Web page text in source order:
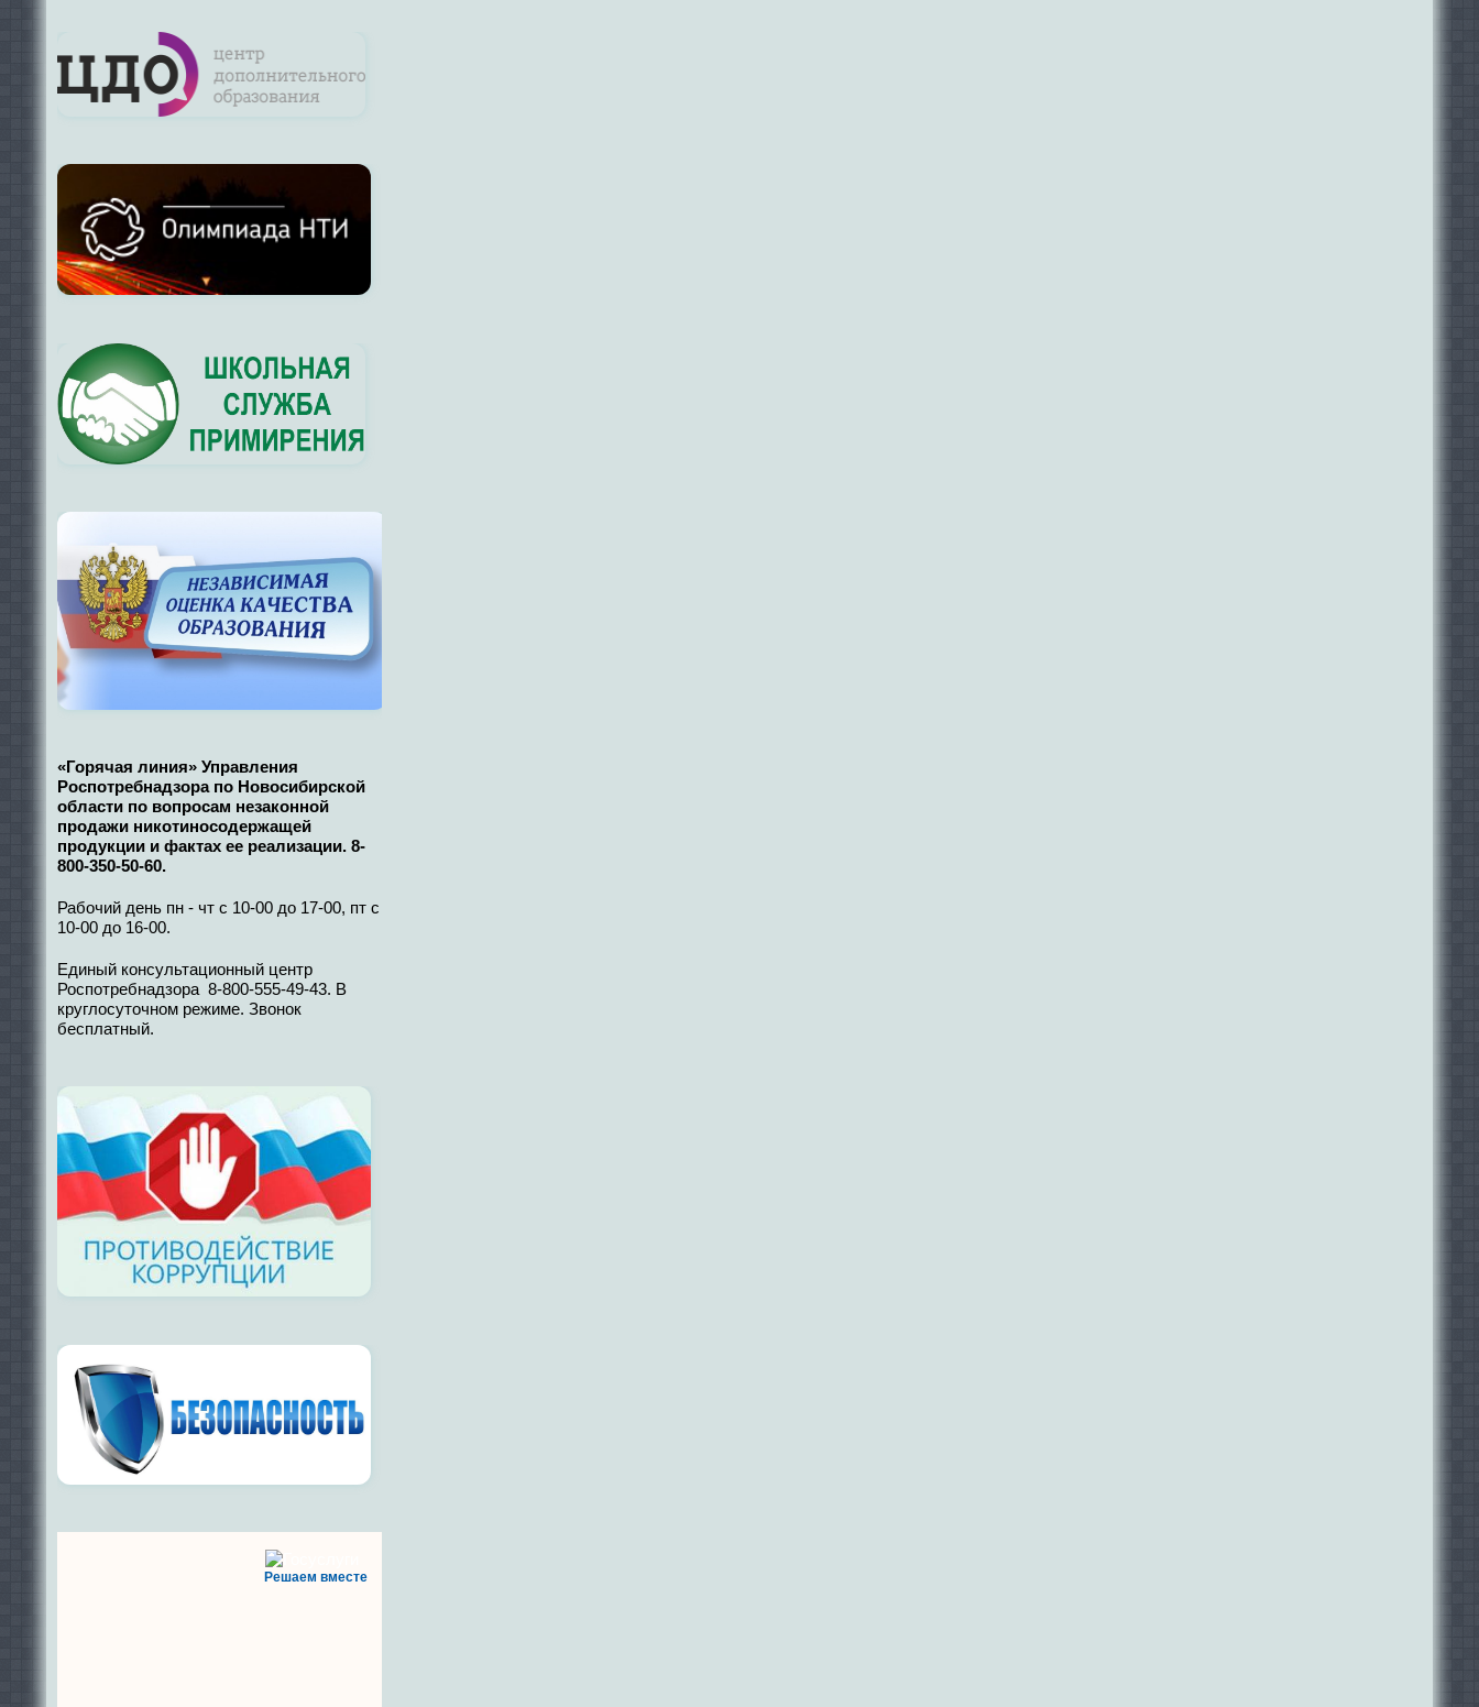
«Горячая линия» Управления
Роспотребнадзора по Новосибирской
области по вопросам незаконной
продажи никотиносодержащей
продукции и фактах ее реализации. 8-
800-350-50-60.
Рабочий день пн - чт с 10-00 до 17-00, пт с
10-00 до 16-00.
Единый консультационный центр
Роспотребнадзора 8-800-555-49-43. В
круглосуточном режиме. Звонок
бесплатный.
Решаем вместе